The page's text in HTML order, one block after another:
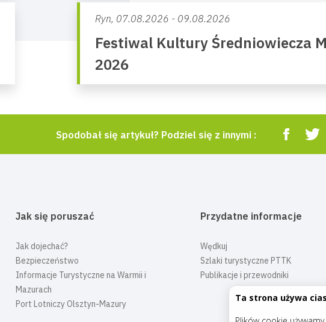
Ta strona używa
Ryn, 07.08.2026 - 09.08.2026
Festiwal Kultury Średniowiecza
2026
Spodobał się artykuł? Podziel się z innymi :
Jak się poruszać
Jak dojechać?
Bezpieczeństwo
Informacje Turystyczne na Warmii i
Mazurach
Port Lotniczy Olsztyn-Mazury
Przydatne informacje
Wędkuj
Szlaki turystyczne PTTK
Publikacje i przewodniki